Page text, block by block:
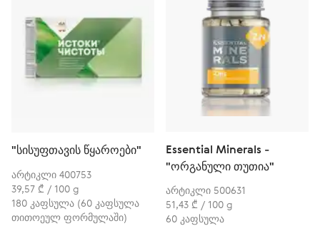
"სისუფთავის წყაროები"
არტიკლი 400753
39,57 ₾ / 100 g
180 კაფსულა (60 კაფსულა
თითოეულ ფორმულაში)
Essential Minerals -
"ორგანული თუთია"
არტიკლი 500631
51,43 ₾ / 100 g
60 კაფსულა